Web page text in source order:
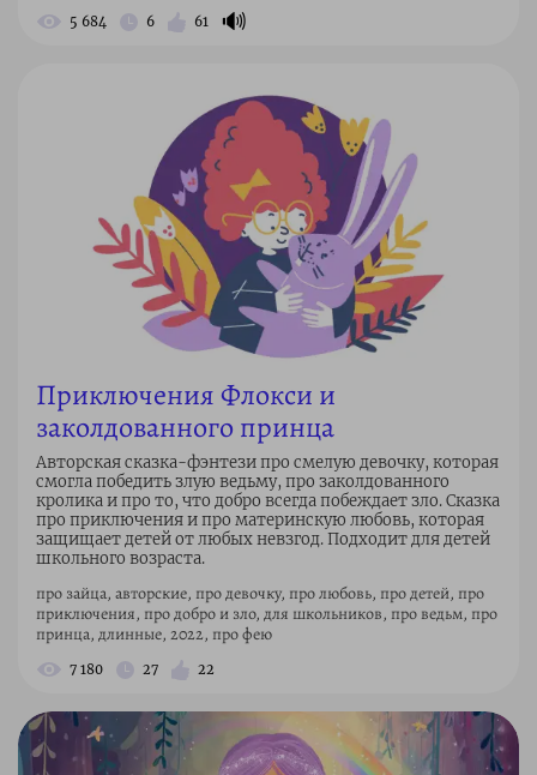
5 684 6 61 🔊
Приключения Флокси и
заколдованного принца
Авторская сказка-фэнтези про смелую девочку, которая
смогла победить злую ведьму, про заколдованного
кролика и про то, что добро всегда побеждает зло. Сказка
про приключения и про материнскую любовь, которая
защищает детей от любых невзгод. Подходит для детей
школьного возраста.
про зайца, авторские, про девочку, про любовь, про детей, про
приключения, про добро и зло, для школьников, про ведьм, про
принца, длинные, 2022, про фею
7 180 27 22